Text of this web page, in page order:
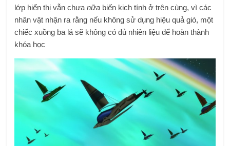
lớp hiển thị vẫn chưanữa biến kịch tính ở trên cùng, vì các
nhân vật nhận ra rằng nếu không sử dụng hiệu quả gió, một
chiếc xuồng ba lá sẽ không có đủ nhiên liệu để hoàn thành
khóa học